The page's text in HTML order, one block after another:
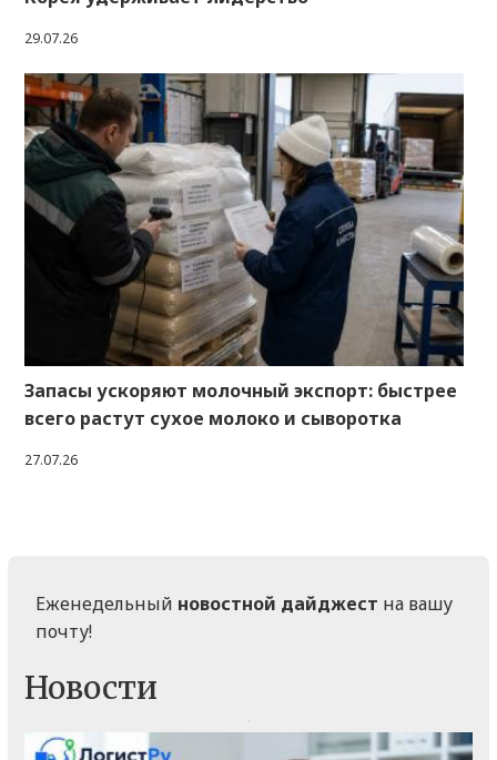
29.07.26
Запасы ускоряют молочный экспорт: быстрее
всего растут сухое молоко и сыворотка
27.07.26
Еженедельный новостной дайджест на вашу
почту!
Новости